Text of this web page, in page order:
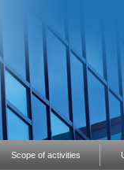
Scope of activities